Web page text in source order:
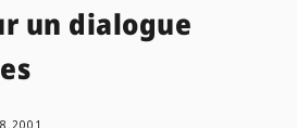
un dialogue